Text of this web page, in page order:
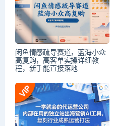
闲鱼情感疏导赛道，蓝海小众
高复购，高客单实操详细教
程，新手能直接落地